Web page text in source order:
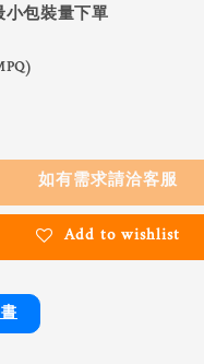
小包裝量下單
如有需求請洽客服
Add to wishlist